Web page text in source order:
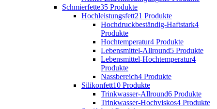
Schmierfette35 Produkte
Hochleistungsfett21 Produkte
Hochdruckbeständig-Haftstark4
Produkte
Hochtemperatur4 Produkte
Lebensmittel-Allround5 Produkte
Lebensmittel-Hochtemperatur4
Produkte
Nassbereich4 Produkte
Silikonfett10 Produkte
Trinkwasser-Allround6 Produkte
Trinkwasser-Hochviskos4 Produkte